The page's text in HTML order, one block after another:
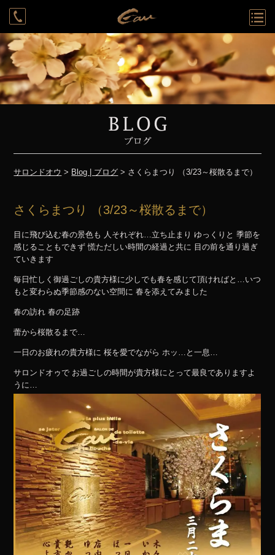
Rounge System
Cast Access
Recruit Contact
サロンドオウ > Blog | ブログ > さくらまつり （3/23～桜散るまで）
さくらまつり （3/23～桜散るまで）
目に飛び込む春の景色も 人それぞれ…立ち止まり ゆっくりと 季節を
感じることもできず 慌ただしい時間の経過と共に 目の前を通り過ぎ
ていきます
毎日忙しく御過ごしの貴方様に少しでも春を感じて頂ければと…いつ
もと変わらぬ季節感のない空間に 春を添えてみました
春の訪れ 春の足跡
蕾から桜散るまで…
一日のお疲れの貴方様に 桜を愛でながら ホッ…と一息…
サロンドオゥで お過ごしの時間が貴方様にとって最良でありますよ
うに…